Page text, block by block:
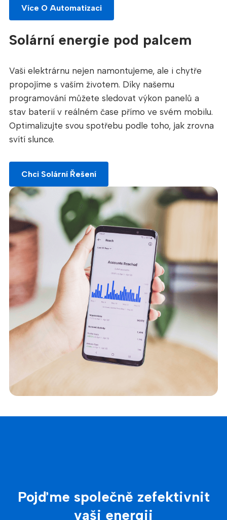
Více O Automatizaci
Solární energie pod palcem
Vaši elektrárnu nejen namontujeme, ale i chytře
propojíme s vaším životem. Díky našemu
programování můžete sledovat výkon panelů a
stav baterií v reálném čase přímo ve svém mobilu.
Optimalizujte svou spotřebu podle toho, jak zrovna
svítí slunce.
Chci Solární Řešení
Pojďme společně zefektivnit
vaši energii